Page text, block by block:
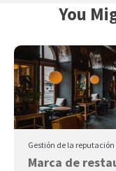
You
Gestión de la
Marca de